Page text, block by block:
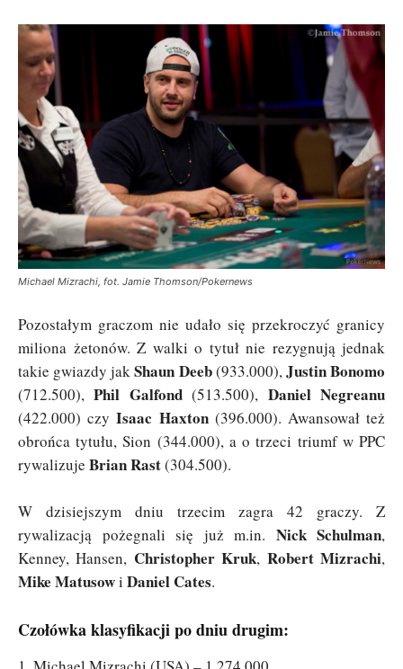
Michael Mizrachi, fot. Jamie Thomson/Pokernews
Pozostałym graczom nie udało się przekroczyć granicy
miliona żetonów. Z walki o tytuł nie rezygnują jednak
takie gwiazdy jakShaun Deeb(933.000),Justin Bonomo
(712.500),Phil Galfond(513.500), Daniel Negreanu
(422.000) czy Isaac Haxton(396.000). Awansował też
obrońca tytułu, Sion (344.000), a o trzeci triumf w PPC
rywalizuje Brian Rast(304.500).
W dzisiejszym dniu trzecim zagra 42 graczy. Z
rywalizacją pożegnali się już m.in. Nick Schulman,
Kenney, Hansen, Christopher Kruk, Robert Mizrachi,
Mike Matusowi Daniel Cates.
Czołówka klasyfikacji po dniu drugim: